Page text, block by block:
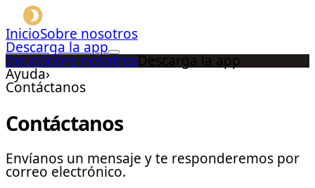
InicioSobre nosotros
Descarga la app
InicioSobre nosotrosDescarga la app
Ayuda›
Contáctanos
Contáctanos
Envíanos un mensaje y te responderemos por
correo electrónico.